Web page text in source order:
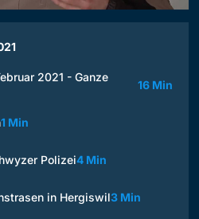
2021 - Ganze
16 Min
1 Min
Polizei4 Min
in Hergiswil3 Min